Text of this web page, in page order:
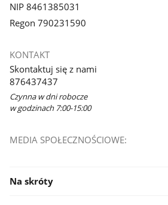
NIP 8461385031
Regon 790231590
KONTAKT
Skontaktuj się z nami
876437437
Czynna w dni robocze
w godzinach 7:00-15:00
MEDIA SPOŁECZNOŚCIOWE:
Na skróty